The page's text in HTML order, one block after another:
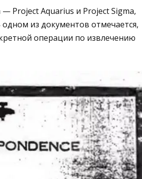
Project Aquarius и Project Sigma,
из документов отмечается,
операции по извлечению